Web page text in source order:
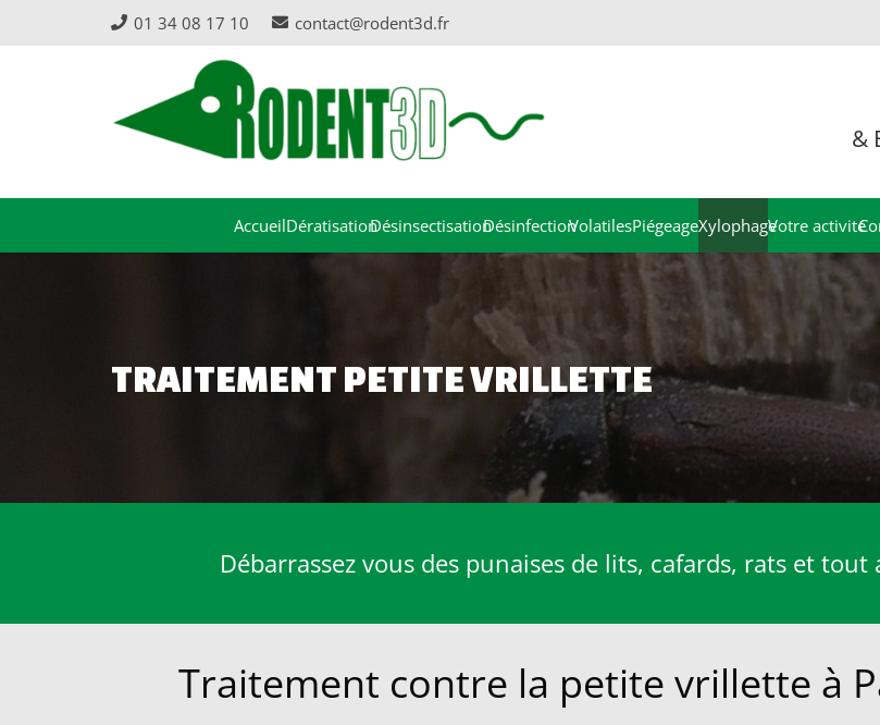
01 34 08 17 10 contact@rodent3d.fr
&
AccueilDératisationDésinsectisationDésinfectionVolatilesPiégeageXylophageVotre activité
TRAITEMENT PETITE VRILLETTE
Débarrassez vous des punaises de lits, cafards, rats et
Traitement contre la petite vrillette à